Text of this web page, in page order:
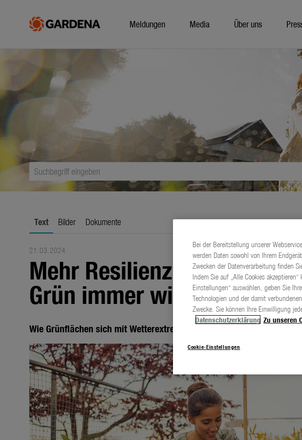
Meldungen Media Über uns
Text Bilder Dokumente
21.03.2024
Mehr Resilienz auch im
Grün immer wichtiger
Wie Grünflächen sich mit Wetterextremen ändern
Bei der Bereitstellung unserer
werden Daten sowohl von Ihrem
Zwecken der Datenverarbeitung finden
Indem Sie auf „Alle Cookies
Einstellungen“ auswählen, geben Sie
Technologien und der damit
Zwecke. Sie können Ihre Einwilligung
Datenschutzerklärung Zu unseren
Cookie-Einstellungen